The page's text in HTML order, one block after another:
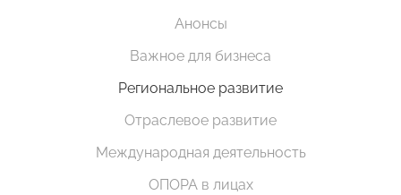
Анонсы
Важное для бизнеса
Региональное развитие
Отраслевое развитие
Международная деятельность
ОПОРА в лицах